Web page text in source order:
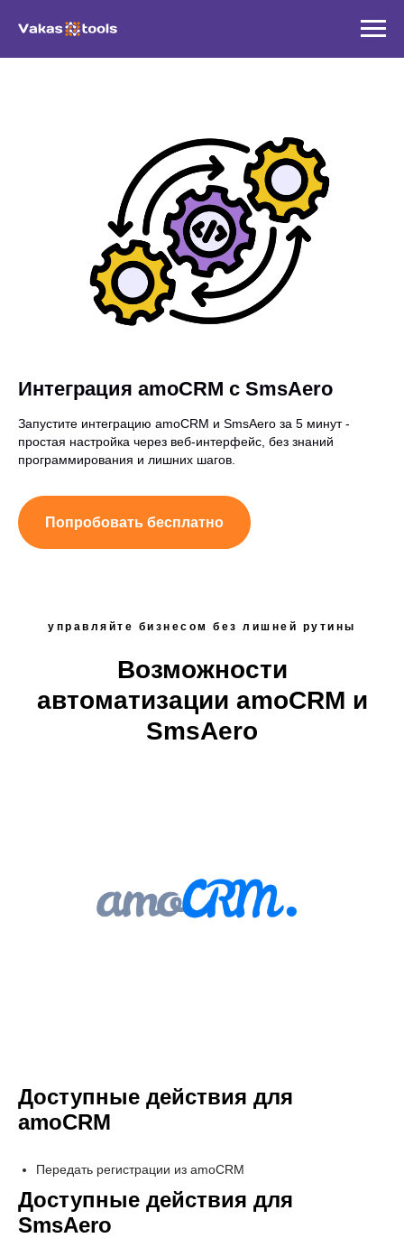
Интеграция amoCRM с SmsAero
Запустите интеграцию amoCRM и SmsAero за 5 минут -
простая настройка через веб-интерфейс, без знаний
программирования и лишних шагов.
Попробовать бесплатно
управляйте бизнесом без лишней рутины
Возможности
автоматизации amoCRM и
SmsAero
Доступные действия для
amoCRM
Передать регистрации из amoCRM
Доступные действия для
SmsAero